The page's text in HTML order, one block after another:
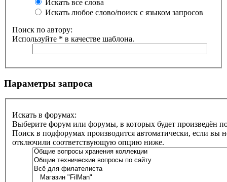
Искать все слова
Искать любое слово/поиск с языком запросов
Поиск по автору:
Используйте * в качестве шаблона.
Параметры запроса
Искать в форумах:
Выберите форум или форумы, в которых будет произведён
Поиск в подфорумах производится автоматически, если вы
отключили соответствующую опцию ниже.